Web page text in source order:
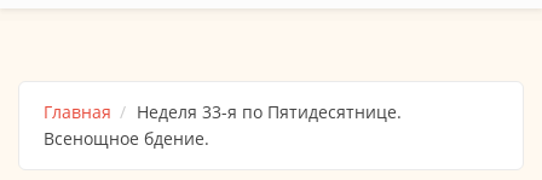
Главная
Неделя 33-я по Пятидесятнице.
Всенощное бдение.